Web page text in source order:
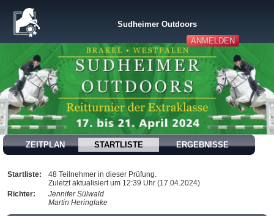
ANMELDEN
Sudheimer Outdoors
ZEITPLAN STARTLISTE ERGEBNISSE
Startliste:
48 Teilnehmer in dieser Prüfung.
Zuletzt aktualisiert um 12:39 Uhr (17.04.2024)
Richter:
Jennifer Sülwald
Martin Heringlake